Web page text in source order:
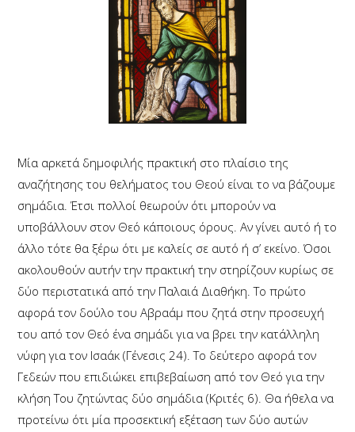
Μία αρκετά δημοφιλής πρακτική στο πλαίσιο της
αναζήτησης του θελήματος του Θεού είναι το να βάζουμε
σημάδια. Έτσι πολλοί θεωρούν ότι μπορούν να
υποβάλλουν στον Θεό κάποιους όρους. Αν γίνει αυτό ή το
άλλο τότε θα ξέρω ότι με καλείς σε αυτό ή σ’ εκείνο. Όσοι
ακολουθούν αυτήν την πρακτική την στηρίζουν κυρίως σε
δύο περιστατικά από την Παλαιά Διαθήκη. Το πρώτο
αφορά τον δούλο του Αβραάμ που ζητά στην προσευχή
του από τον Θεό ένα σημάδι για να βρει την κατάλληλη
νύφη για τον Ισαάκ (Γένεσις 24). Το δεύτερο αφορά τον
Γεδεών που επιδιώκει επιβεβαίωση από τον Θεό για την
κλήση Του ζητώντας δύο σημάδια (Κριτές 6). Θα ήθελα να
προτείνω ότι μία προσεκτική εξέταση των δύο αυτών